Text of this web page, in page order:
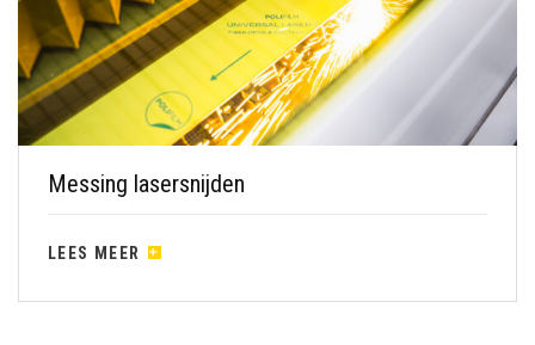
Messing lasersnijden
LEES MEER